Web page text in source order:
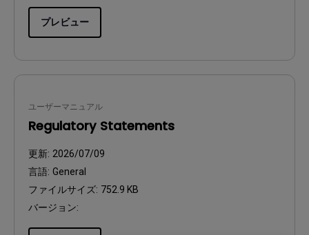
プレビュー
ユーザーマニュアル
Regulatory Statements
更新: 2026/07/09
言語: General
ファイルサイズ: 752.9 KB
バージョン: